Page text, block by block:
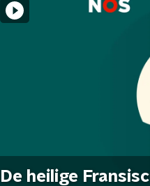
De heilige